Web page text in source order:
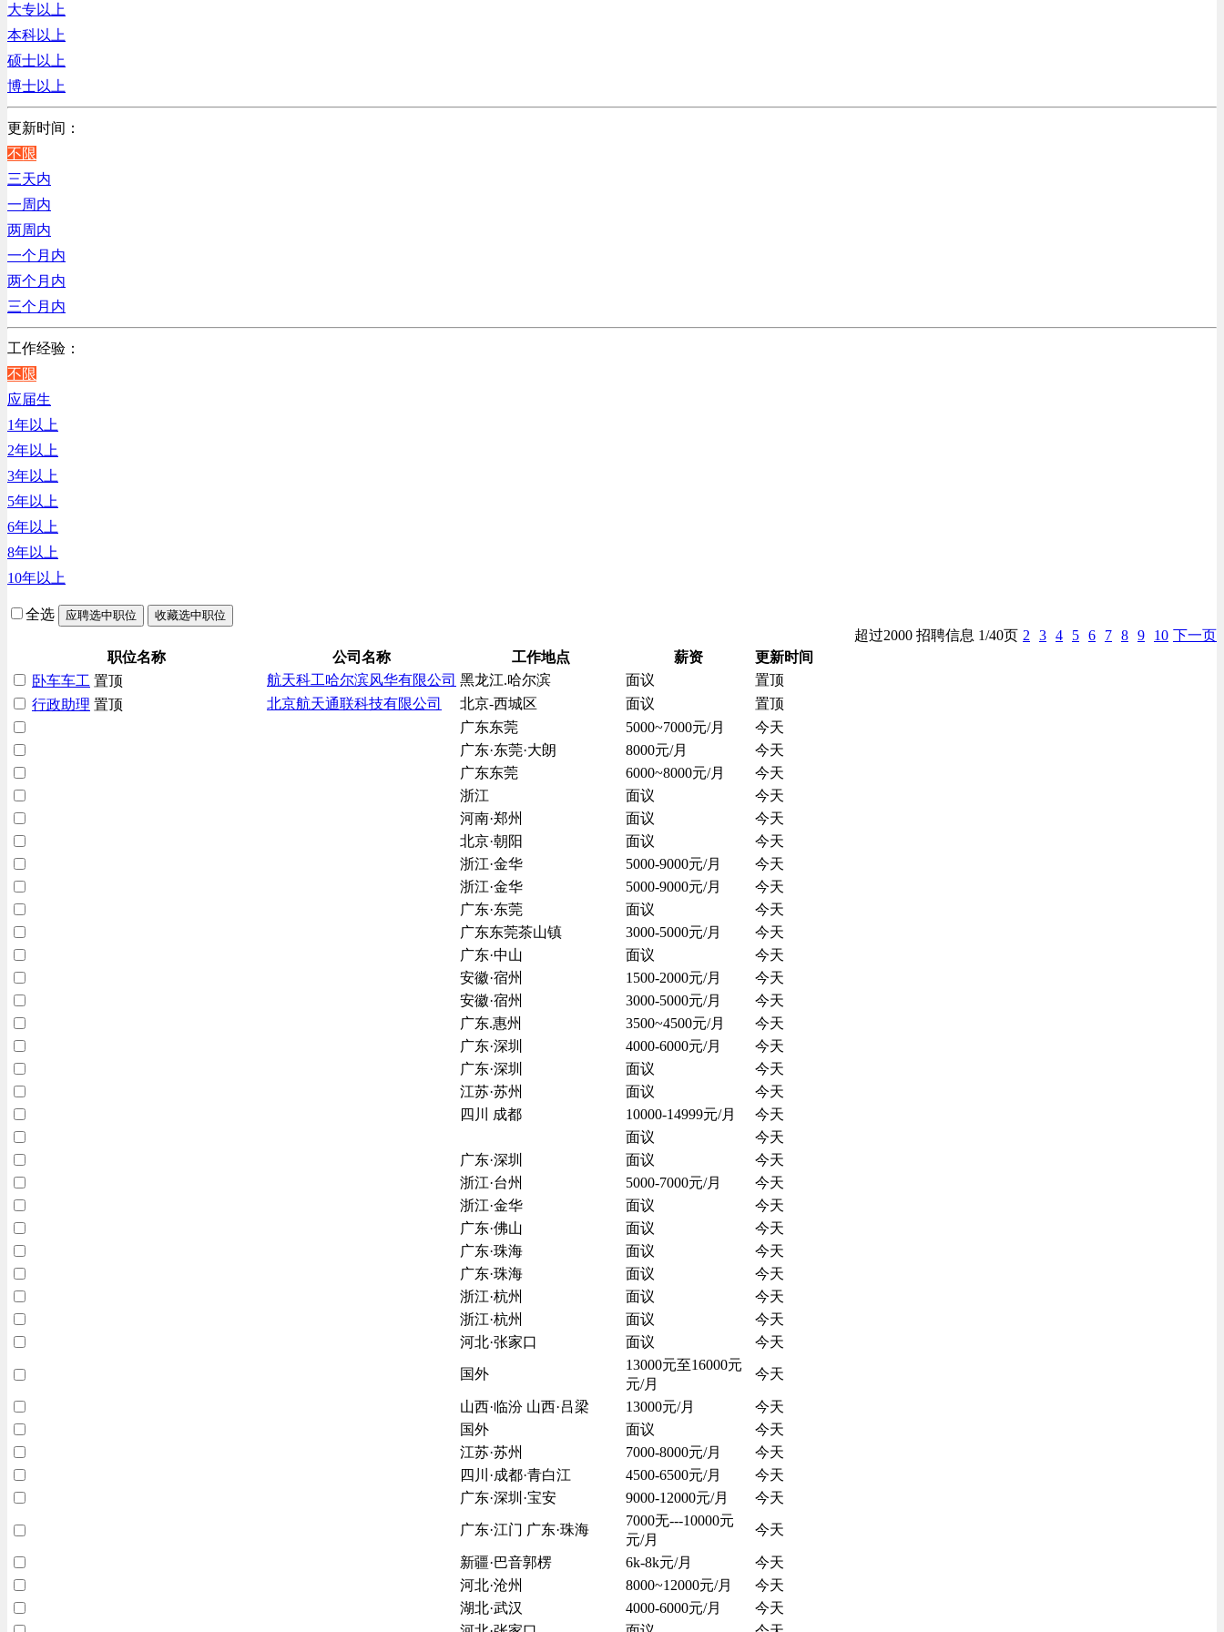
上海
贸易/物流/仓储/采购类
客服及凯发娱乐网址的技术支持类
高级管理类
电子/电器/半导体类
电力电气/能源/自动化
程序/语言开发类
行政/后勤/文秘类
销售类
人力资源类
互联网/电子商务/游戏类
建筑装潢/市政建设类
通信/移动互联网/手机类
技工/维修类
房地产开发/物业管理类
生产/加工/认证类
综合技术类
汽车/交通类
财务/审计/税务类
大专以上
本科以上
硕士以上
博士以上
更新时间：
不限
三天内
一周内
两周内
一个月内
两个月内
三个月内
工作经验：
不限
应届生
1年以上
2年以上
3年以上
5年以上
6年以上
8年以上
10年以上
全选 应聘选中职位 收藏选中职位
超过2000 招聘信息 1/40页 2 3 4 5 6 7 8 9 10 下一页
职位名称
公司名称 工作地点 薪资
更新时间
卧车车工 置顶 航天科工哈尔滨风华有限公司 黑龙江.哈尔滨 面议
置顶
行政助理 置顶 北京航天通联科技有限公司 北京-西城区 面议
置顶
广东东莞
5000~7000元/月
今天
广东·东莞·大朗
8000元/月
今天
广东东莞
6000~8000元/月
今天
浙江
面议
今天
河南·郑州
面议
今天
北京·朝阳
面议
今天
浙江·金华
5000-9000元/月
今天
浙江·金华
5000-9000元/月
今天
广东·东莞
面议
今天
广东东莞茶山镇
3000-5000元/月
今天
广东·中山
面议
今天
安徽·宿州
1500-2000元/月
今天
安徽·宿州
3000-5000元/月
今天
广东.惠州
3500~4500元/月
今天
广东·深圳
4000-6000元/月
今天
广东·深圳
面议
今天
江苏·苏州
面议
今天
四川 成都
10000-14999元/月
今天
面议
今天
广东·深圳
面议
今天
浙江·台州
5000-7000元/月
今天
浙江·金华
面议
今天
广东·佛山
面议
今天
广东·珠海
面议
今天
广东·珠海
面议
今天
浙江·杭州
面议
今天
浙江·杭州
面议
今天
河北·张家口
面议 今天
国外
13000元至16000元
元/月
今天
山西·临汾 山西·吕梁 13000元/月
今天
国外
面议
今天
江苏·苏州
7000-8000元/月
今天
四川·成都·青白江
4500-6500元/月
今天
广东·深圳·宝安
9000-12000元/月 今天
广东·江门 广东·珠海
7000无---10000元
元/月
今天
新疆·巴音郭楞 6k-8k元/月
今天
河北·沧州
8000~12000元/月
今天
湖北·武汉
4000-6000元/月
今天